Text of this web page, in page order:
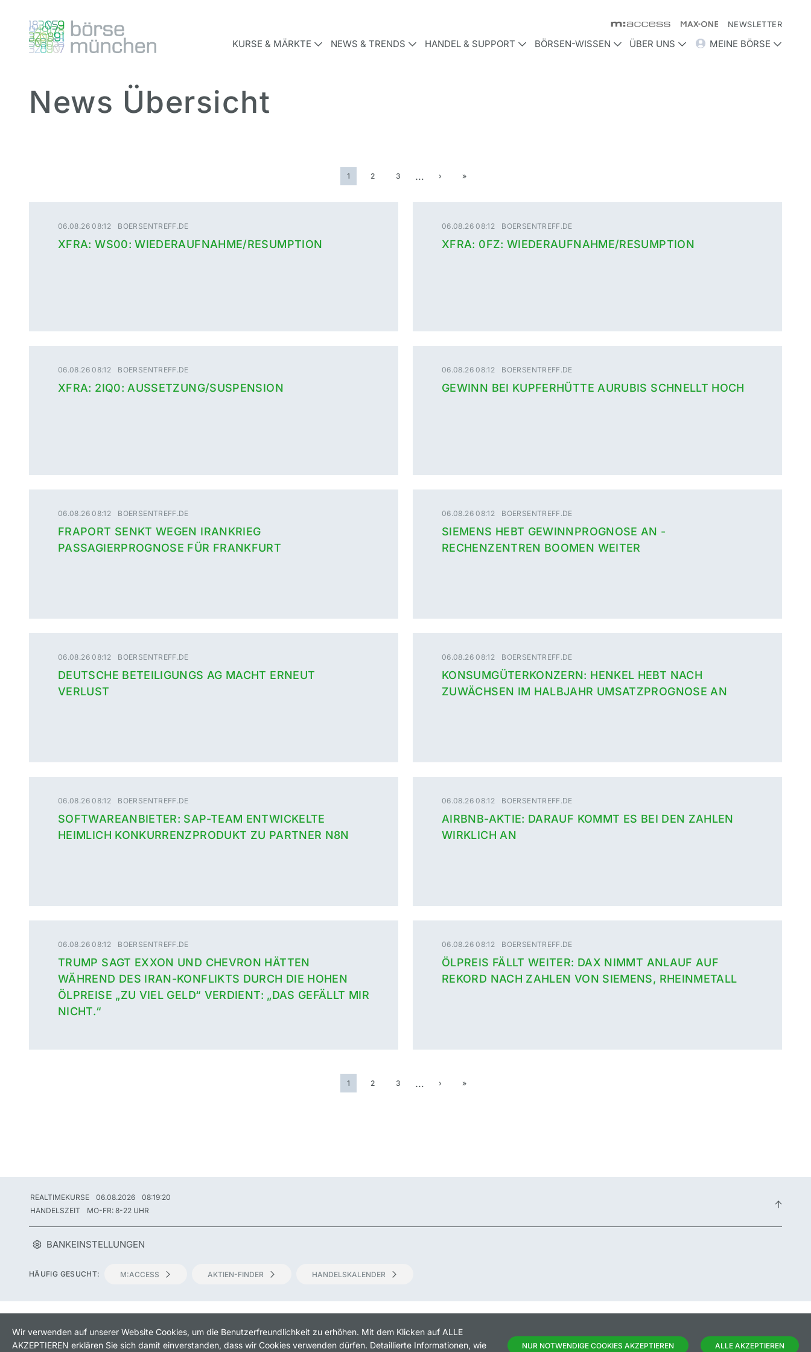
NEWSLETTER
KURSE & MÄRKTE NEWS & TRENDS HANDEL & SUPPORT BÖRSEN-WISSEN ÜBER UNS MEINE BÖRSE
News Übersicht
1 2 3 … › »
06.08.26 08:12 BOERSENTREFF.DE
XFRA: WS00: WIEDERAUFNAHME/RESUMPTION
06.08.26 08:12 BOERSENTREFF.DE
XFRA: 0FZ: WIEDERAUFNAHME/RESUMPTION
06.08.26 08:12 BOERSENTREFF.DE
XFRA: 2IQ0: AUSSETZUNG/SUSPENSION
06.08.26 08:12 BOERSENTREFF.DE
GEWINN BEI KUPFERHÜTTE AURUBIS SCHNELLT HOCH
06.08.26 08:12 BOERSENTREFF.DE
FRAPORT SENKT WEGEN IRANKRIEG
PASSAGIERPROGNOSE FÜR FRANKFURT
06.08.26 08:12 BOERSENTREFF.DE
SIEMENS HEBT GEWINNPROGNOSE AN -
RECHENZENTREN BOOMEN WEITER
06.08.26 08:12 BOERSENTREFF.DE
DEUTSCHE BETEILIGUNGS AG MACHT ERNEUT
VERLUST
06.08.26 08:12 BOERSENTREFF.DE
KONSUMGÜTERKONZERN: HENKEL HEBT NACH
ZUWÄCHSEN IM HALBJAHR UMSATZPROGNOSE AN
06.08.26 08:12 BOERSENTREFF.DE
SOFTWAREANBIETER: SAP-TEAM ENTWICKELTE
HEIMLICH KONKURRENZPRODUKT ZU PARTNER N8N
06.08.26 08:12 BOERSENTREFF.DE
AIRBNB-AKTIE: DARAUF KOMMT ES BEI DEN ZAHLEN
WIRKLICH AN
06.08.26 08:12 BOERSENTREFF.DE
TRUMP SAGT EXXON UND CHEVRON HÄTTEN
WÄHREND DES IRAN-KONFLIKTS DURCH DIE HOHEN
ÖLPREISE „ZU VIEL GELD“ VERDIENT: „DAS GEFÄLLT MIR
NICHT.“
06.08.26 08:12 BOERSENTREFF.DE
ÖLPREIS FÄLLT WEITER: DAX NIMMT ANLAUF AUF
REKORD NACH ZAHLEN VON SIEMENS, RHEINMETALL
1 2 3 … › »
BANKEINSTELLUNGEN
HÄUFIG GESUCHT: M:ACCESS AKTIEN-FINDER HANDELSKALENDER
REALTIMEKURSE 06.08.2026
08:19:20
HANDELSZEIT
MO-FR: 8-22 UHR
IMPRESSUM RECHTLICHE HINWEISE DATENSCHUTZ
Wir verwenden auf unserer Website Cookies, um die Benutzerfreundlichkeit zu erhöhen. Mit dem Klicken auf ALLE
AKZEPTIEREN erklären Sie sich damit einverstanden, dass wir Cookies verwenden dürfen. Detaillierte Informationen, wie
NUR NOTWENDIGE COOKIES AKZEPTIEREN ALLE AKZEPTIEREN